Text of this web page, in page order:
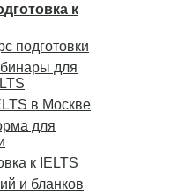
к
подготовки
для
в Москве
для
к IELTS
и бланков